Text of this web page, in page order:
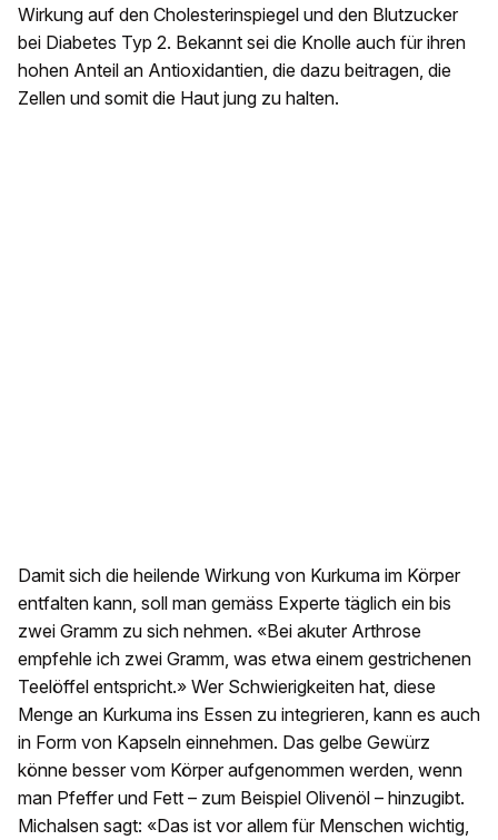
Wirkung auf den Cholesterinspiegel und den Blutzucker
bei Diabetes Typ 2. Bekannt sei die Knolle auch für ihren
hohen Anteil an Antioxidantien, die dazu beitragen, die
Zellen und somit die Haut jung zu halten.
Damit sich die heilende Wirkung von Kurkuma im Körper
entfalten kann, soll man gemäss Experte täglich ein bis
zwei Gramm zu sich nehmen. «Bei akuter Arthrose
empfehle ich zwei Gramm, was etwa einem gestrichenen
Teelöffel entspricht.» Wer Schwierigkeiten hat, diese
Menge an Kurkuma ins Essen zu integrieren, kann es auch
in Form von Kapseln einnehmen. Das gelbe Gewürz
könne besser vom Körper aufgenommen werden, wenn
man Pfeffer und Fett – zum Beispiel Olivenöl – hinzugibt.
Michalsen sagt: «Das ist vor allem für Menschen wichtig,